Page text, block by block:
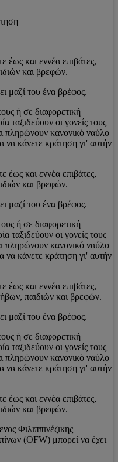
έως και εννέα επιβάτες,
και βρεφών.
μαζί του ένα βρέφος.
ή σε διαφορετική
ταξιδεύουν οι γονείς τους
πληρώνουν κανονικό ναύλο
να κάνετε κράτηση γι' αυτήν
έως και εννέα επιβάτες,
και βρεφών.
μαζί του ένα βρέφος.
ή σε διαφορετική
ταξιδεύουν οι γονείς τους
πληρώνουν κανονικό ναύλο
να κάνετε κράτηση γι' αυτήν
έως και εννέα επιβάτες,
παιδιών και βρεφών.
μαζί του ένα βρέφος.
ή σε διαφορετική
ταξιδεύουν οι γονείς τους
πληρώνουν κανονικό ναύλο
να κάνετε κράτηση γι' αυτήν
έως και εννέα επιβάτες,
και βρεφών.
Φιλιππινέζικης
(OFW) μπορεί να έχει